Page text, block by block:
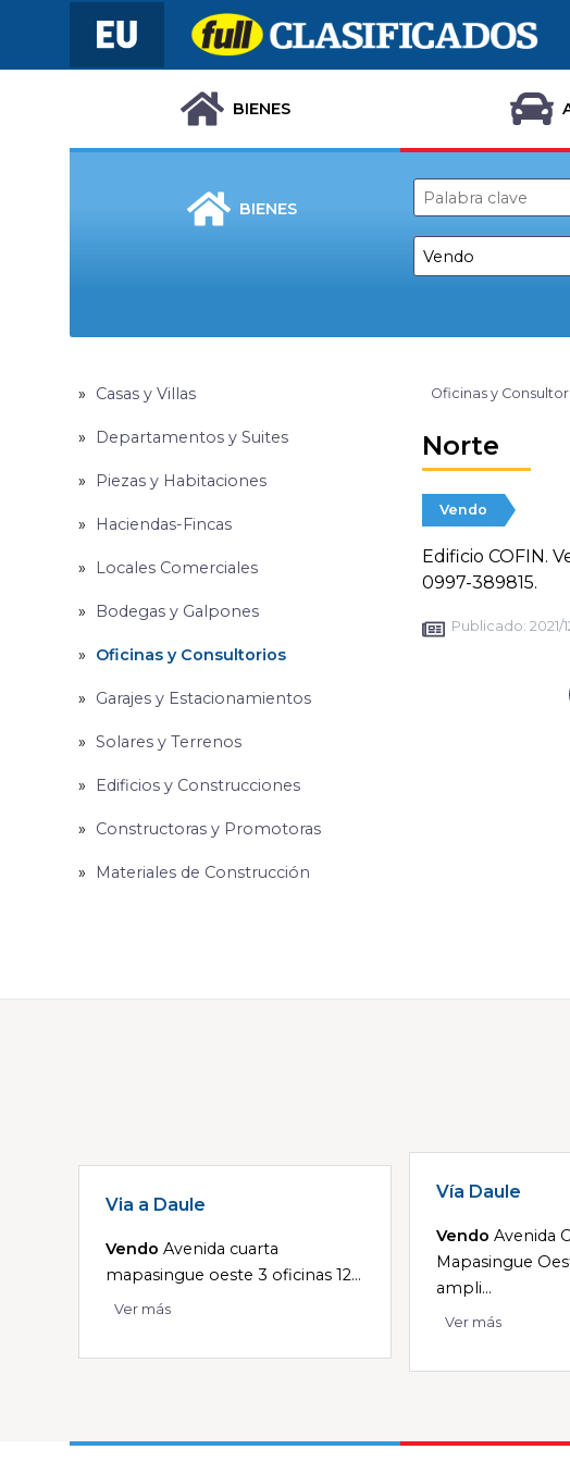
BIENES
BIENES
Casas y Villas
Departamentos y Suites
Piezas y Habitaciones
Haciendas-Fincas
Locales Comerciales
Bodegas y Galpones
Oficinas y Consultorios
Garajes y Estacionamientos
Solares y Terrenos
Edificios y Construcciones
Constructoras y Promotoras
Materiales de Construcción
Oficinas y
Norte
Vendo
Edificio COFIN.
0997-389815.
Publicado: 2021/
Via a Daule
Vendo Avenida cuarta
mapasingue oeste 3 oficinas 12...
Ver más
Vía Daule
Vendo Avenida
Mapasingue
ampli...
Ver más